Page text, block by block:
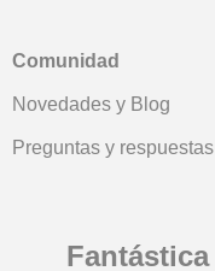
Comunidad
Novedades y Blog
Preguntas y respuestas
Fantástica